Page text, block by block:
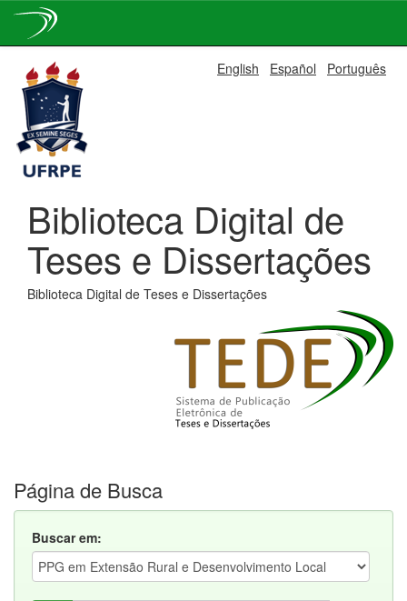
navigation
English Español Português
Biblioteca Digital de
Teses e Dissertações
Biblioteca Digital de Teses e Dissertações
Página de Busca
Buscar em: